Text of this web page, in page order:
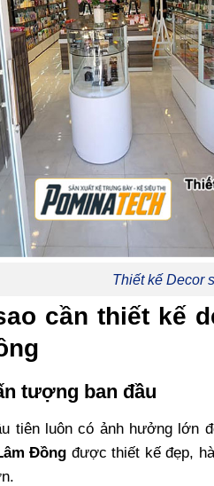
Thiết kế Decor
cần thiết kế
tượng ban đầu
tiên luôn có ảnh hưởng lớn
Đồng được thiết kế đẹp,